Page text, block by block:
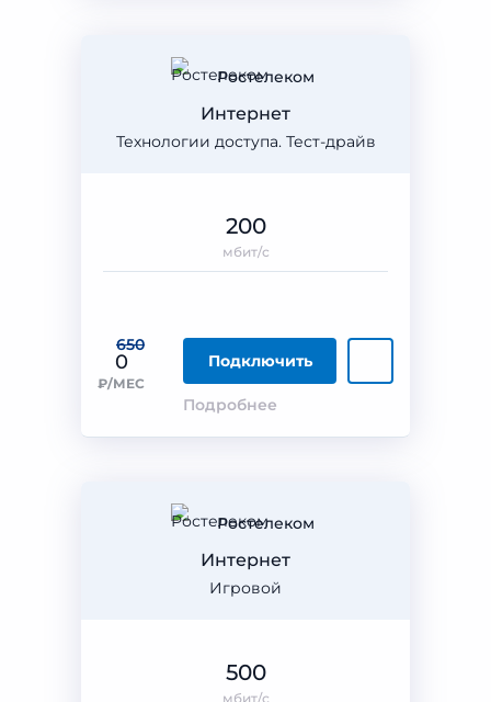
Ростелеком
Технологии доступа. Тест-драйв
Интернет
650
0
₽/МЕС
Подключить
Подробнее
200
мбит/с
Ростелеком
Игровой
Интернет
500
мбит/с